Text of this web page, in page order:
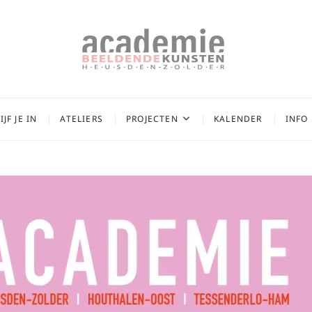
JE IN ATELIERS PROJECTEN KALENDER INFO